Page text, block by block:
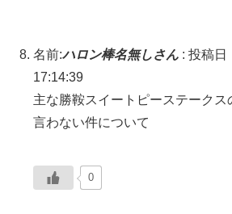
名前:ハロン棒名無しさん : 投稿日
17:14:39
主な勝鞍スイートピーステークス
言わない件について
0